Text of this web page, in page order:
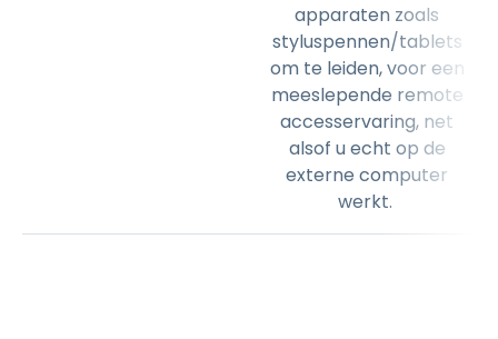
apparaten zoals
styluspennen/tablets
om te leiden, voor een
meeslepende remote
accesservaring, net
alsof u echt op de
externe computer
werkt.